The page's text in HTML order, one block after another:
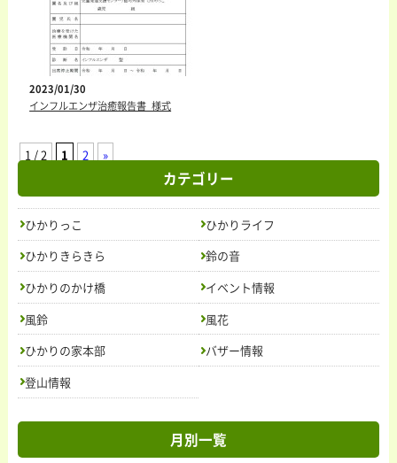
カテゴリー
ひかりっこ
ひかりライフ
ひかりきらきら
鈴の音
ひかりのかけ橋
イベント情報
風鈴
風花
ひかりの家本部
バザー情報
登山情報
月別一覧
2023/01/30
インフルエンザ治癒報告書_様式
1 / 2 1 2 »